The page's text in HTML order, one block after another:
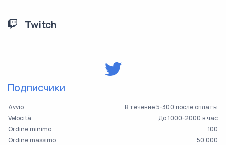
Twitch
Подписчики
Avvio
В течение 5-300 после оплаты
Velocità
До 1000-2000 в час
Ordine minimo
100
Ordine massimo
50 000